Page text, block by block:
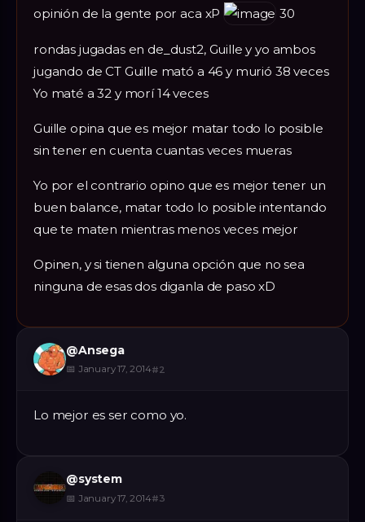
opinión de la gente por aca xP 30
rondas jugadas en de_dust2, Guille y yo ambos
jugando de CT Guille mató a 46 y murió 38 veces
Yo maté a 32 y morí 14 veces
Guille opina que es mejor matar todo lo posible
sin tener en cuenta cuantas veces mueras
Yo por el contrario opino que es mejor tener un
buen balance, matar todo lo posible intentando
que te maten mientras menos veces mejor
Opinen, y si tienen alguna opción que no sea
ninguna de esas dos diganla de paso xD
@Ansega
📅 January 17, 2014#2
Lo mejor es ser como yo.
@system
📅 January 17, 2014#3